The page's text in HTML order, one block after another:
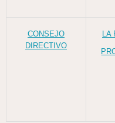
CONSEJO
DIRECTIVO
LA